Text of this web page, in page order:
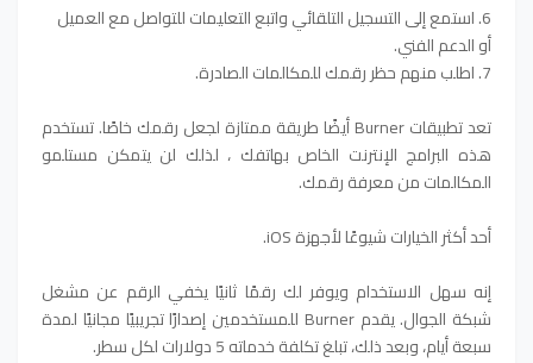
6. استمع إلى التسجيل التلقائي واتبع التعليمات للتواصل مع العميل
أو الدعم الفني.
7. اطلب منهم حظر رقمك للمكالمات الصادرة.
تعد تطبيقات Burner أيضًا طريقة ممتازة لجعل رقمك خاصًا. تستخدم
هذه البرامج الإنترنت الخاص بهاتفك ، لذلك لن يتمكن مستلمو
المكالمات من معرفة رقمك.
أحد أكثر الخيارات شيوعًا لأجهزة iOS.
إنه سهل الاستخدام ويوفر لك رقمًا ثانيًا يخفي الرقم عن مشغل
شبكة الجوال. يقدم Burner للمستخدمين إصدارًا تجريبيًا مجانيًا لمدة
سبعة أيام، وبعد ذلك، تبلغ تكلفة خدماته 5 دولارات لكل سطر.